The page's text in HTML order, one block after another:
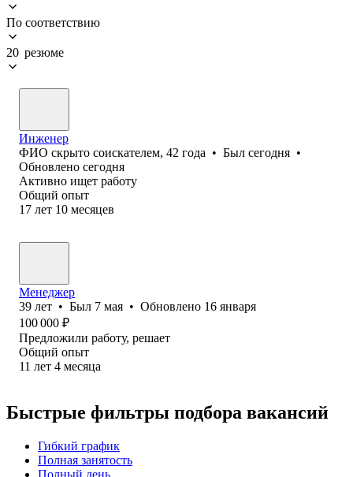
По соответствию
20 резюме
Инженер
ФИО скрыто соискателем, 42 года • Был сегодня •
Обновлено сегодня
Активно ищет работу
Общий опыт
17 лет 10 месяцев
Менеджер
39 лет • Был 7 мая • Обновлено 16 января
100 000 ₽
Предложили работу, решает
Общий опыт
11 лет 4 месяца
Быстрые фильтры подбора вакансий
Гибкий график
Полная занятость
Полный день